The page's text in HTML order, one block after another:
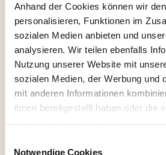
Anhand der Cookies können wir
personalisieren, Funktionen im
sozialen Medien anbieten und
analysieren. Wir teilen ebenfalls
Nutzung unserer Website mit
sozialen Medien, der Werbung und
mit anderen Informationen
ihnen bereitgestellt haben oder die
Notwendige Cookies
innerbetriebliche Instanz
bei etwaigen Unstimmigkeiten
eingesetzten Mittel entscheidet.
Grenzen der Regelung
Betriebliche Erfordernisse